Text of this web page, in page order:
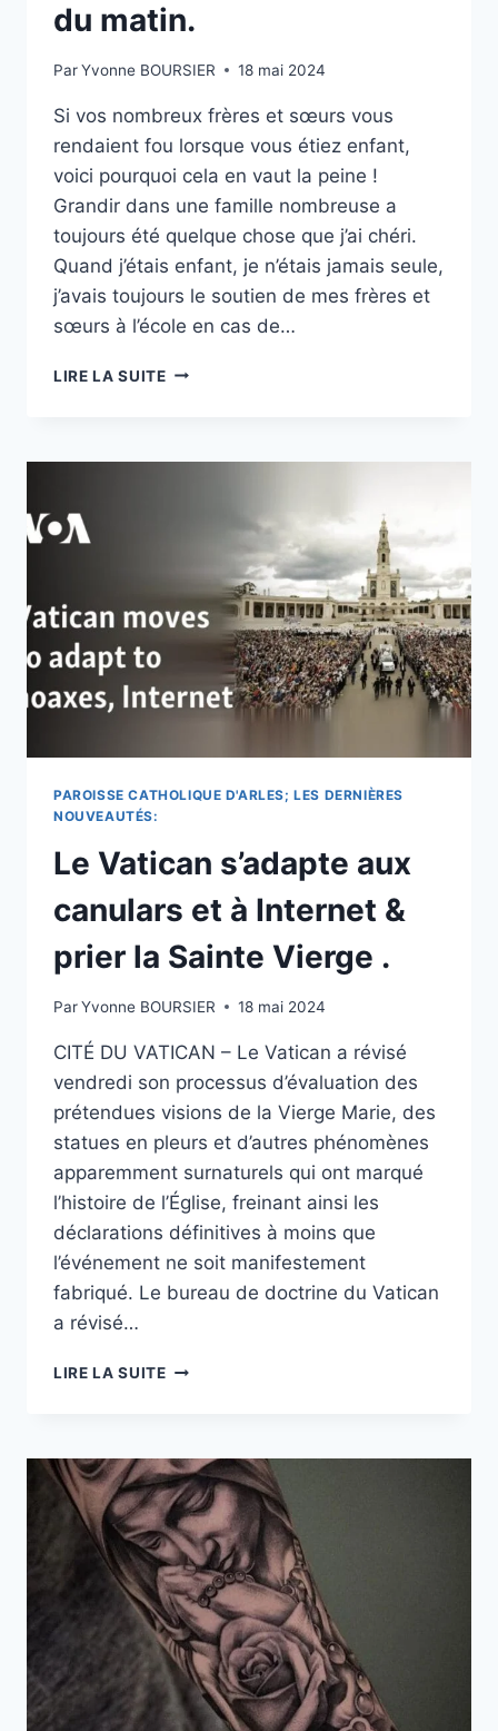
du matin.
ParYvonne BOURSIER 18 mai 2024
Si vos nombreux frères et sœurs vous
rendaient fou lorsque vous étiez enfant,
voici pourquoi cela en vaut la peine !
Grandir dans une famille nombreuse a
toujours été quelque chose que j’ai chéri.
Quand j’étais enfant, je n’étais jamais seule,
j’avais toujours le soutien de mes frères et
sœurs à l’école en cas de…
LIRE LA SUITE5
GRANDE
NOMBREUX
FRÈRES
SŒURS
ADULTES
PRIÈRE
PAROISSE CATHOLIQUE D'ARLES; LES DERNIÈRES
NOUVEAUTÉS:
Le Vatican s’adapte aux
canulars et à Internet &
prier la Sainte Vierge .
ParYvonne BOURSIER 18 mai 2024
CITÉ DU VATICAN – Le Vatican a révisé
vendredi son processus d’évaluation des
prétendues visions de la Vierge Marie, des
statues en pleurs et d’autres phénomènes
apparemment surnaturels qui ont marqué
l’histoire de l’Église, freinant ainsi les
déclarations définitives à moins que
l’événement ne soit manifestement
fabriqué. Le bureau de doctrine du Vatican
a révisé…
LIRE LA SUITELE
CANULARS
ET
À
INTERNET
&
PRIER
LA
SAINTE
VIERGE
.